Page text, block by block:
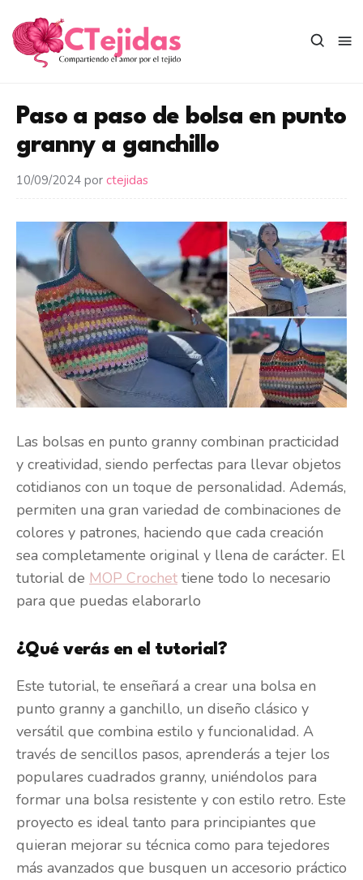
contenido
Paso a paso de bolsa en punto
granny a ganchillo
10/09/2024 por ctejidas
Las bolsas en punto granny combinan practicidad
y creatividad, siendo perfectas para llevar objetos
cotidianos con un toque de personalidad. Además,
permiten una gran variedad de combinaciones de
colores y patrones, haciendo que cada creación
sea completamente original y llena de carácter. El
tutorial de MOP Crochet tiene todo lo necesario
para que puedas elaborarlo
¿Qué verás en el tutorial?
Este tutorial, te enseñará a crear una bolsa en
punto granny a ganchillo, un diseño clásico y
versátil que combina estilo y funcionalidad. A
través de sencillos pasos, aprenderás a tejer los
populares cuadrados granny, uniéndolos para
formar una bolsa resistente y con estilo retro. Este
proyecto es ideal tanto para principiantes que
quieran mejorar su técnica como para tejedores
más avanzados que busquen un accesorio práctico